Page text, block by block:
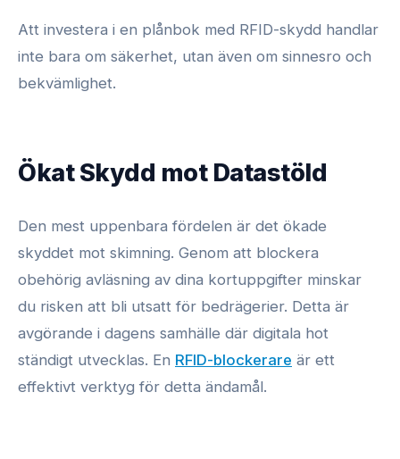
Att investera i en plånbok med RFID-skydd handlar
inte bara om säkerhet, utan även om sinnesro och
bekvämlighet.
Ökat Skydd mot Datastöld
Den mest uppenbara fördelen är det ökade
skyddet mot skimning. Genom att blockera
obehörig avläsning av dina kortuppgifter minskar
du risken att bli utsatt för bedrägerier. Detta är
avgörande i dagens samhälle där digitala hot
ständigt utvecklas. En RFID-blockerare är ett
effektivt verktyg för detta ändamål.